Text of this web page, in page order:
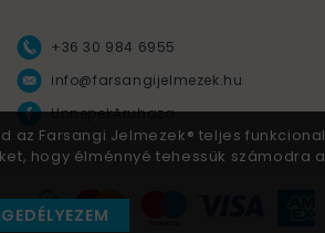
+36 30 984 6955
info@farsangijelmezek.hu
UnnepekAruhaza
az Farsangi Jelmezek® teljes
hogy élménnyé tehessük számodra